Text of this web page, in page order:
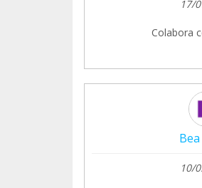
17/
Colabora
10/